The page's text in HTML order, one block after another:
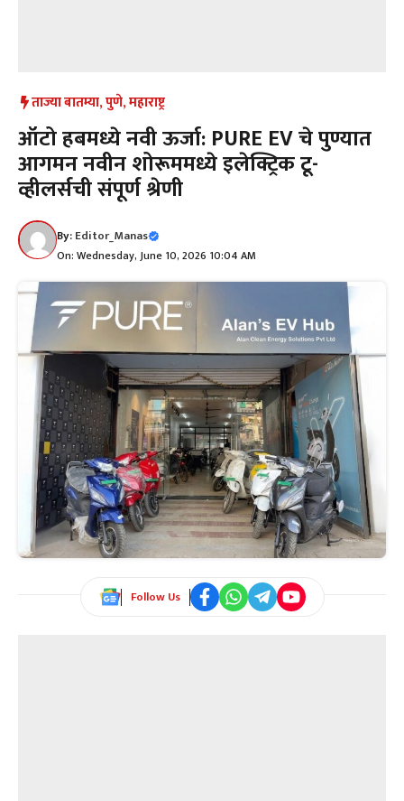
ताज्या बातम्या,पुणे,महाराष्ट्र
ऑटो हबमध्ये नवी ऊर्जा: PURE EV चे पुण्यात
आगमन नवीन शोरूममध्ये इलेक्ट्रिक टू-
व्हीलर्सची संपूर्ण श्रेणी
By:Editor_Manas
On: Wednesday, June 10, 2026 10:04 AM
Follow Us